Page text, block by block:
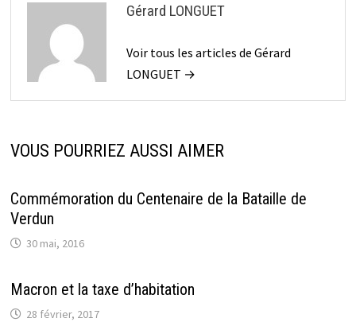
Gérard LONGUET
Voir tous les articles de Gérard
LONGUET →
VOUS POURRIEZ AUSSI AIMER
Commémoration du Centenaire de la Bataille de
Verdun
30 mai, 2016
Macron et la taxe d’habitation
28 février, 2017